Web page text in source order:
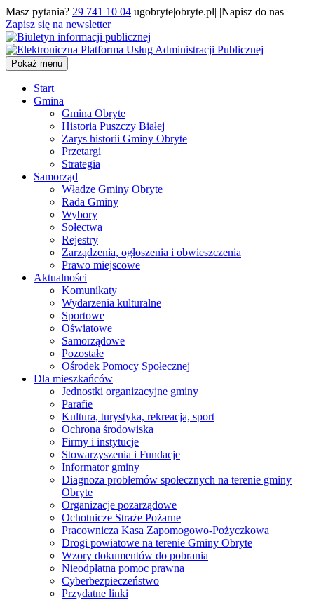
Masz pytania? 29 741 10 04 ugobryte|obryte.pl| |Napisz do nas|
Zapisz się na newsletter
Pokaż menu
Start
Gmina
Gmina Obryte
Historia Puszczy Białej
Zarys historii Gminy Obryte
Przetargi
Strategia
Samorząd
Władze Gminy Obryte
Rada Gminy
Wybory
Sołectwa
Rejestry
Zarządzenia, ogłoszenia i obwieszczenia
Prawo miejscowe
Aktualności
Komunikaty
Wydarzenia kulturalne
Sportowe
Oświatowe
Samorządowe
Pozostałe
Ośrodek Pomocy Społecznej
Dla mieszkańców
Jednostki organizacyjne gminy
Parafie
Kultura, turystyka, rekreacja, sport
Ochrona środowiska
Firmy i instytucje
Stowarzyszenia i Fundacje
Informator gminy
Diagnoza problemów społecznych na terenie gminy
Obryte
Organizacje pozarządowe
Ochotnicze Straże Pożarne
Pracownicza Kasa Zapomogowo-Pożyczkowa
Drogi powiatowe na terenie Gminy Obryte
Wzory dokumentów do pobrania
Nieodpłatna pomoc prawna
Cyberbezpieczeństwo
Przydatne linki